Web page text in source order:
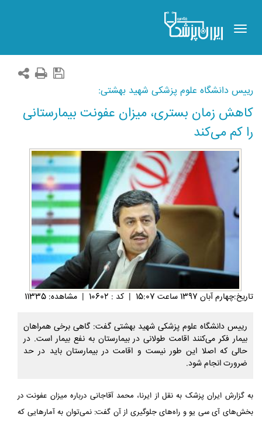
Toggle
navigation
رییس دانشگاه علوم پزشکی شهید بهشتی:
کاهش زمان بستری، میزان عفونت بیمارستانی
را کم می‌کند
تاريخ:چهارم آبان 1397 ساعت 15:07 | کد : 10602 | مشاهده: 11335
رییس دانشگاه علوم پزشکی شهید بهشتی گفت: گاهی برخی همراهان
بیمار فکر می‌کنند اقامت طولانی در بیمارستان به نفع بیمار است. در
حالی که اصلا این طور نیست و اقامت در بیمارستان باید در حد
ضرورت انجام شود.
به گزارش ایران پزشک به نقل از ایرنا، محمد آقاجانی درباره میزان عفونت در
بخش‌های آی سی یو و راه‌های جلوگیری از آن گفت: نمی‌توان به آمارهایی که